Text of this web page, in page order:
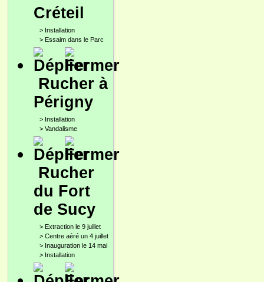
Créteil
> Installation
> Essaim dans le Parc
Rucher à
Périgny
> Installation
> Vandalisme
Rucher
du Fort
de Sucy
> Extraction le 9 juillet
> Centre aéré un 4 juillet
> Inauguration le 14 mai
> Installation